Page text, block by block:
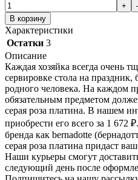
+
В корзину
Характеристики
Остатки 3
Описание
Каждая хозяйка всегда очень
сервировке стола на
родного человека. На каждом
обязательным предметом
серая роза платина. В нашем
приобрести его всего за 1 672 ₽
бренда как bernadotte
серая роза платина придаст
Наши курьеры смогут
следующий день после